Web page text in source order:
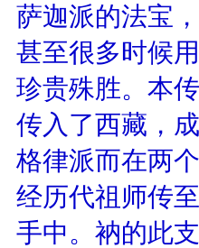
萨迦派的法宝
甚至很多时候
珍贵殊胜。本
传入了西藏，
格律派而在两
经历代祖师传
手中。衲的此